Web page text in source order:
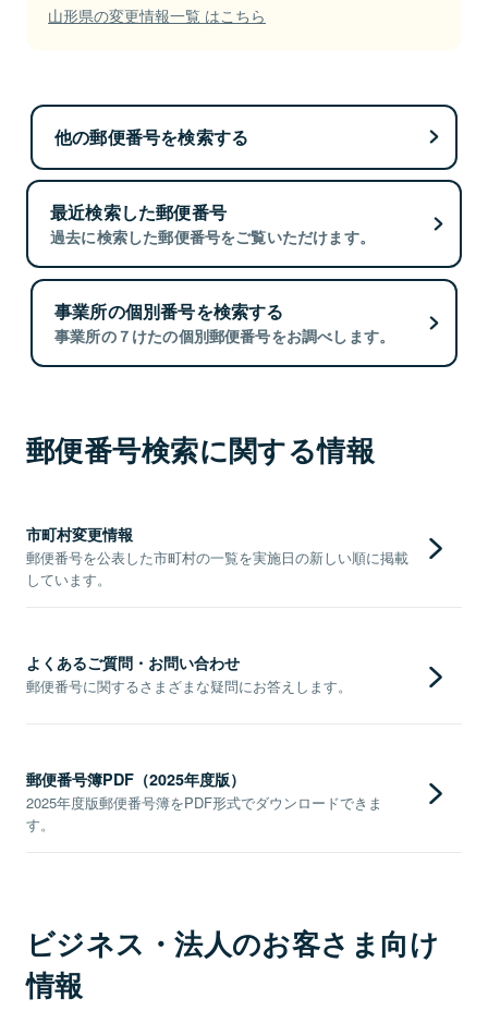
山形県の変更情報一覧 はこちら
他の郵便番号を検索する
最近検索した郵便番号
過去に検索した郵便番号をご覧いただけます。
事業所の個別番号を検索する
事業所の７けたの個別郵便番号をお調べします。
郵便番号検索に関する情報
市町村変更情報
郵便番号を公表した市町村の一覧を実施日の新しい順に掲載
しています。
よくあるご質問・お問い合わせ
郵便番号に関するさまざまな疑問にお答えします。
郵便番号簿PDF（2025年度版）
2025年度版郵便番号簿をPDF形式でダウンロードできま
す。
ビジネス・法人のお客さま向け
情報